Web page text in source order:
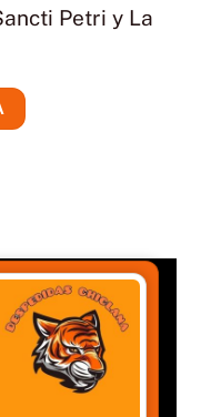
Petri y La